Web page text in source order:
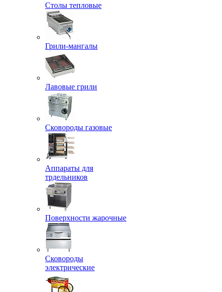
Столы тепловые
Грили-мангалы
Лавовые грили
Сковороды газовые
Аппараты для
трдельников
Поверхности жарочные
Сковороды
электрические